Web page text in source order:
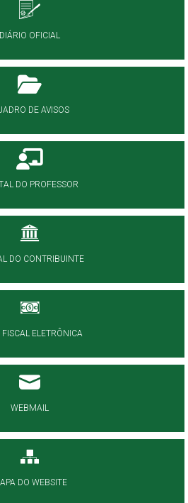
DIÁRIO OFICIAL
DE AVISOS
DO PROFESSOR
DO CONTRIBUINTE
ELETRÔNICA
WEBMAIL
DO WEBSITE